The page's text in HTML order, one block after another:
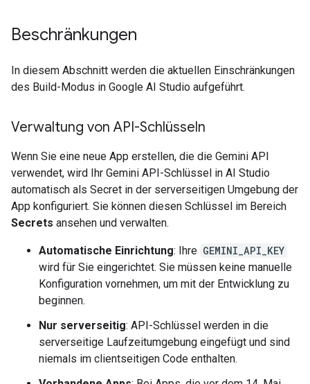
Beschränkungen
In diesem Abschnitt werden die aktuellen Einschränkungen
des Build-Modus in Google AI Studio aufgeführt.
Verwaltung von API-Schlüsseln
Wenn Sie eine neue App erstellen, die die Gemini API
verwendet, wird Ihr Gemini API-Schlüssel in AI Studio
automatisch als Secret in der serverseitigen Umgebung der
App konfiguriert. Sie können diesen Schlüssel im Bereich
Secrets ansehen und verwalten.
Automatische Einrichtung: Ihre GEMINI_API_KEY
wird für Sie eingerichtet. Sie müssen keine manuelle
Konfiguration vornehmen, um mit der Entwicklung zu
beginnen.
Nur serverseitig: API-Schlüssel werden in die
serverseitige Laufzeitumgebung eingefügt und sind
niemals im clientseitigen Code enthalten.